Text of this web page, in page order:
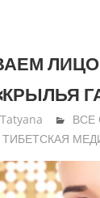
ЛИЦО
Tatyana ВСЕ
ТИБЕТСКАЯ